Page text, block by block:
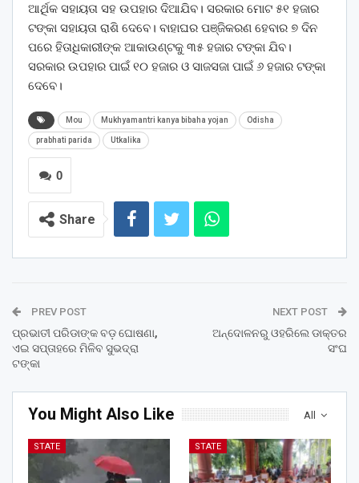
ଆର୍ଥିକ ସହାୟତା ସହ ଉପହାର ଦିଆଯିବ। ସରକାର ମୋଟ ୫୧ ହଜାର
ଟଙ୍କା ସହାୟତା ରାଶି ଦେବେ। ବାହାଘର ପଞ୍ଜିକରଣ ହେବାର ୭ ଦିନ
ପରେ ହିତାଧିକାରୀଙ୍କ ଆକାଉଣ୍ଟକୁ ୩୫ ହଜାର ଟଙ୍କା ଯିବ।
ସରକାର ଉପହାର ପାଇଁ ୧୦ ହଜାର ଓ ସାଜସଜା ପାଇଁ ୬ ହଜାର ଟଙ୍କା
ଦେବେ।
Mou Mukhyamantri kanya bibaha yojan Odisha
prabhati parida Utkalika
0
Share
PREV POST
ପ୍ରଭାତୀ ପରିଡାଙ୍କ ବଡ଼ ଘୋଷଣା,
ଏଇ ସପ୍ତାହରେ ମିଳିବ ସୁଭଦ୍ରା
ଟଙ୍କା
NEXT POST
ଅନ୍ଦୋଳନରୁ ଓହରିଲେ ଡାକ୍ତର
ସଂଘ
All
You Might Also Like
STATE STATE